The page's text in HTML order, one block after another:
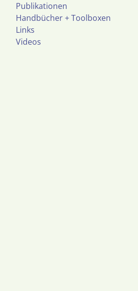
Publikationen
Handbücher + Toolboxen
Links
Videos